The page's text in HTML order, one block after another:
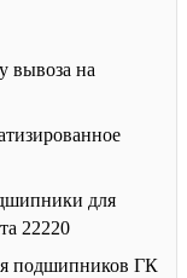
вывоза на
для
22220
подшипников ГК